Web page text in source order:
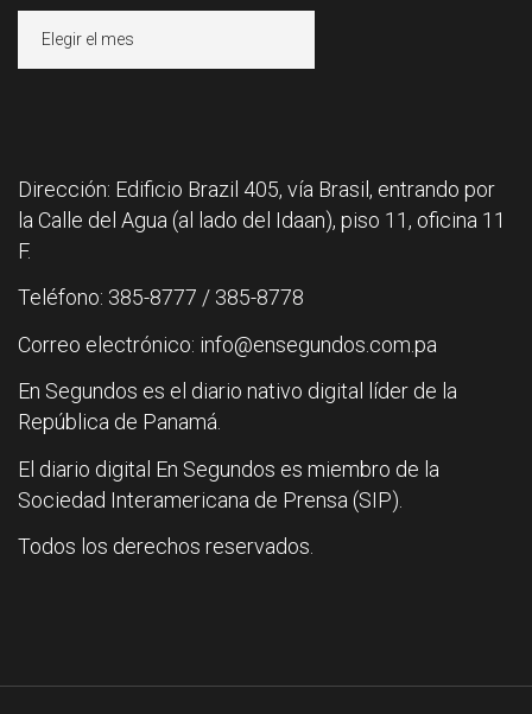
Dirección: Edificio Brazil 405, vía Brasil, entrando por
la Calle del Agua (al lado del Idaan), piso 11, oficina 11
F.
Teléfono: 385-8777 / 385-8778
Correo electrónico: info@ensegundos.com.pa
En Segundos es el diario nativo digital líder de la
República de Panamá.
El diario digital En Segundos es miembro de la
Sociedad Interamericana de Prensa (SIP).
Todos los derechos reservados.